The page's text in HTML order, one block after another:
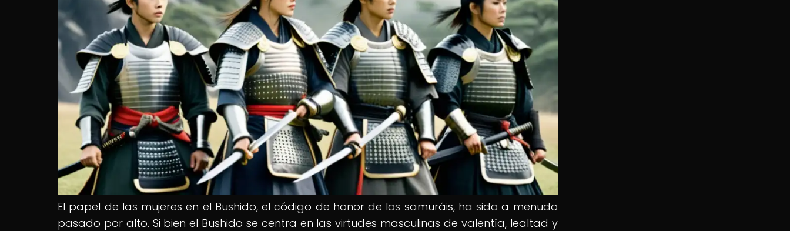
El papel de las mujeres en el Bushido, el código de honor de los samuráis, ha sido a menudo
pasado por alto. Si bien el Bushido se centra en las virtudes masculinas de valentía, lealtad y